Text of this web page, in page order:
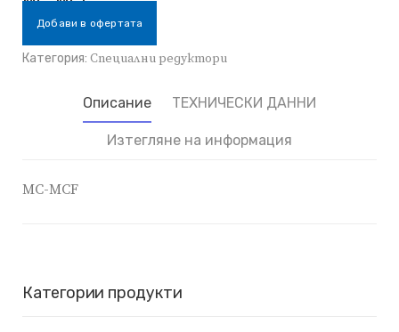
Добави в офертата
Категория: Специални редуктори
Описание ТЕХНИЧЕСКИ ДАННИ
Изтегляне на информация
MC-MCF
Категории продукти